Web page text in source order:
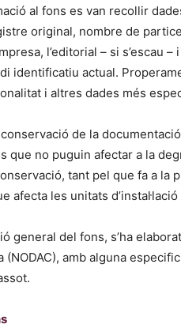
al fons es van recollir
original, nombre de
l’editorial – si s’escau
identificatiu actual.
i altres dades més
de la
que no puguin afectar a la
tant pel que fa a la
afecta les unitats
general del fons, s’ha
(NODAC), amb alguna